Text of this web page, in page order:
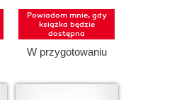
bazami danych.
Część 1.
Projektowanie
internetowych.
nauki zawodu
Powiadom mnie, gdy
książka będzie
dostępna
W przygotowaniu